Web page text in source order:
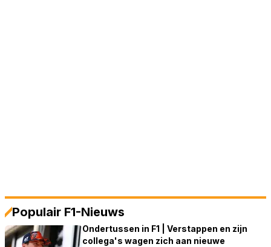
Populair F1-Nieuws
Ondertussen in F1 | Verstappen en zijn
collega's wagen zich aan nieuwe